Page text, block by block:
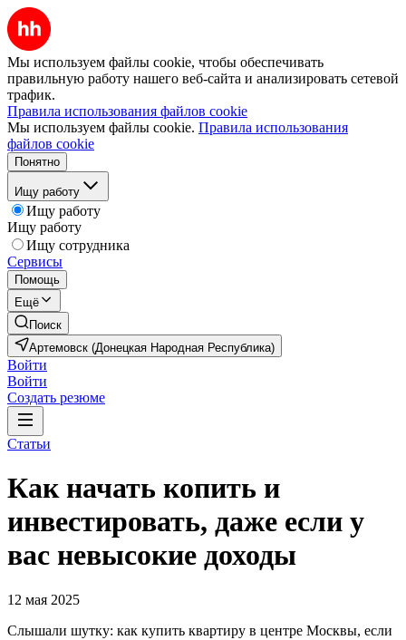
Мы используем файлы cookie, чтобы обеспечивать
правильную работу нашего веб-сайта и анализировать сетевой
трафик.
Правила использования файлов cookie
Мы используем файлы cookie. Правила использования
файлов cookie
Понятно
Ищу работу
Ищу работу
Ищу работу
Ищу сотрудника
Сервисы
Помощь
Ещё
Поиск
Артемовск (Донецкая Народная Республика)
Войти
Войти
Создать резюме
Статьи
Как начать копить и
инвестировать, даже если у
вас невысокие доходы
12 мая 2025
Слышали шутку: как купить квартиру в центре Москвы, если